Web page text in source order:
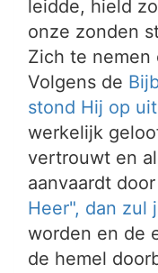
leidde, hield
onze zonden
Zich te nemen
Volgens de
stond Hij op
werkelijk
vertrouwt en
aanvaardt
Heer", dan zul
worden en de
de hemel